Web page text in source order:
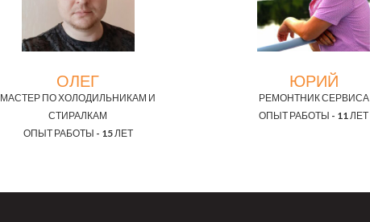
ОЛЕГ
МАСТЕР ПО ХОЛОДИЛЬНИКАМ И
СТИРАЛКАМ
ОПЫТ РАБОТЫ - 15 ЛЕТ
ЮРИЙ
РЕМОНТНИК СЕРВИСА
ОПЫТ РАБОТЫ - 11 ЛЕТ